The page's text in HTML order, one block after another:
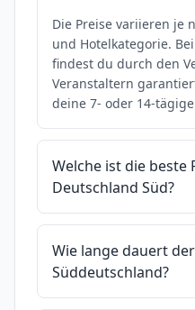
Die Preise variieren je
und Hotelkategorie.
findest du durch den
Veranstaltern
deine 7- oder 14-tägige
Welche ist die beste
Deutschland Süd?
Wie lange dauert
Süddeutschland?